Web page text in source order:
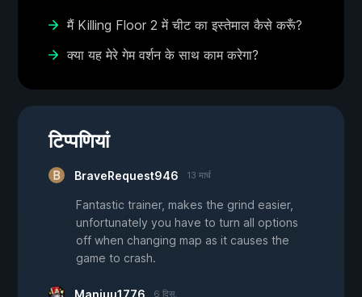
मैं Killing Floor 2 में चीट का इस्तेमाल कैसे करूँ?
क्या यह मेरे गेम वर्शन के साथ काम करेगा?
टिप्पणियां
BraveRequest946 13 मार्च
Fantastic trainer, makes the grind easier,
unfortunately you have to turn all options
off when changing map as it causes the
game to crash.
6 दिस.